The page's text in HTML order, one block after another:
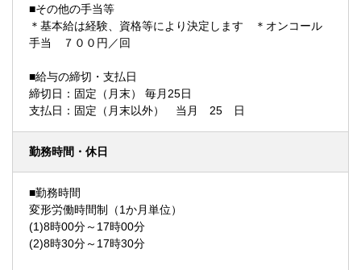
■その他の手当等
＊基本給は経験、資格等により決定します ＊オンコール
手当 ７００円／回
■給与の締切・支払日
締切日：固定（月末） 毎月25日
支払日：固定（月末以外） 当月 25 日
勤務時間・休日
■勤務時間
変形労働時間制（1か月単位）
(1)8時00分～17時00分
(2)8時30分～17時30分